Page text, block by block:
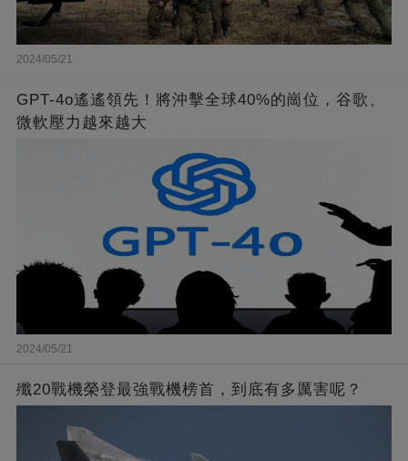
2024/05/21
GPT-4o遙遙領先！將沖擊全球40%的崗位，谷歌、
微軟壓力越來越大
2024/05/21
殲20戰機榮登最強戰機榜首，到底有多厲害呢？